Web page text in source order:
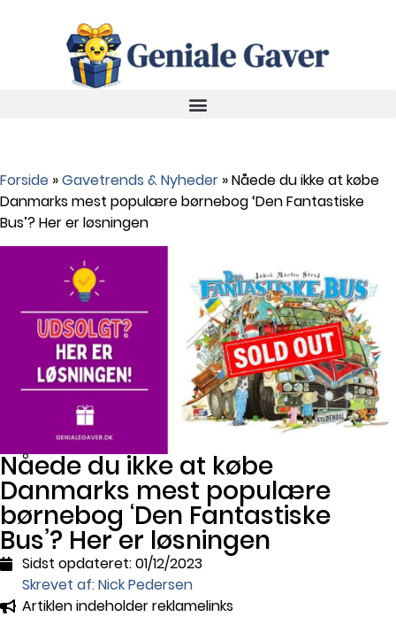
Forside »Gavetrends & Nyheder »Nåede du ikke at købe
Danmarks mest populære børnebog ‘Den Fantastiske
Bus’? Her er løsningen
Nåede du ikke at købe
Danmarks mest populære
børnebog ‘Den Fantastiske
Bus’? Her er løsningen
Sidst opdateret:01/12/2023
Skrevet af: Nick Pedersen
Artiklen indeholder reklamelinks